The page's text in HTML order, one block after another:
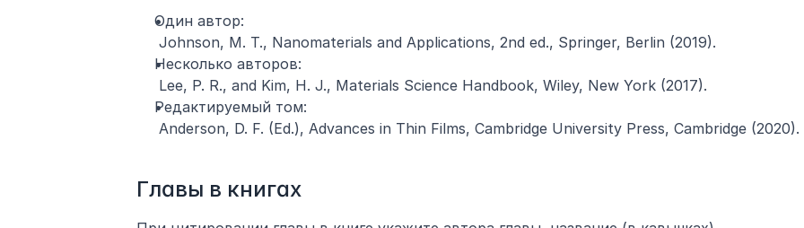
Один автор:
Johnson, M. T., Nanomaterials and Applications, 2nd ed., Springer, Berlin (2019).
Несколько авторов:
Lee, P. R., and Kim, H. J., Materials Science Handbook, Wiley, New York (2017).
Редактируемый том:
Anderson, D. F. (Ed.), Advances in Thin Films, Cambridge University Press, Cambridge (2020).
Главы в книгах